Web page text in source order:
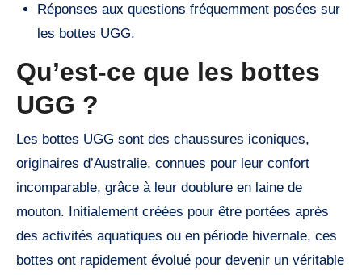
Réponses aux questions fréquemment posées sur
les bottes UGG.
Qu’est-ce que les bottes
UGG ?
Les bottes UGG sont des chaussures iconiques,
originaires d’Australie, connues pour leur confort
incomparable, grâce à leur doublure en laine de
mouton. Initialement créées pour être portées après
des activités aquatiques ou en période hivernale, ces
bottes ont rapidement évolué pour devenir un véritable